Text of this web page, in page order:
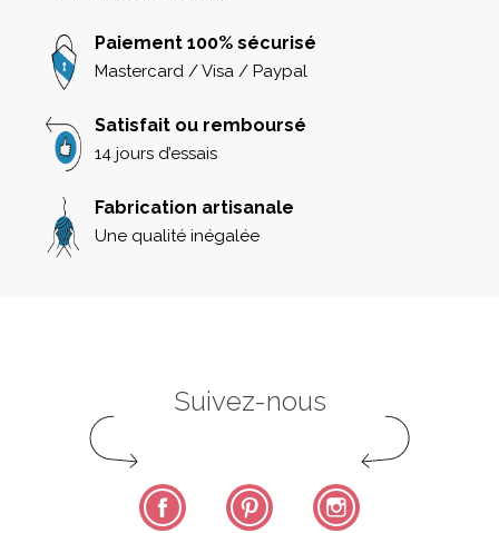
Paiement 100% sécurisé
Mastercard / Visa / Paypal
Satisfait ou remboursé
14 jours d’essais
Fabrication artisanale
Une qualité inégalée
Suivez-nous
Facebook Pinterest